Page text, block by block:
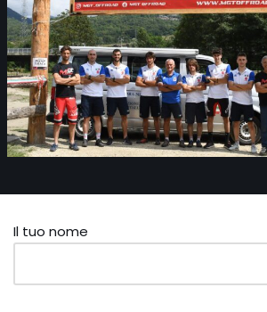
Il tuo nome